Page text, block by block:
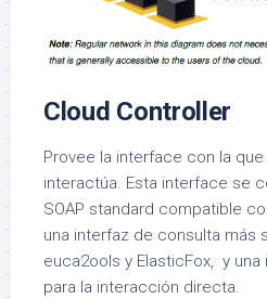
Cloud Controller
Provee la interface con la
interactúa. Esta interface se
SOAP standard compatible
una interfaz de consulta más
euca2ools y ElasticFox, y
para la interacción directa.